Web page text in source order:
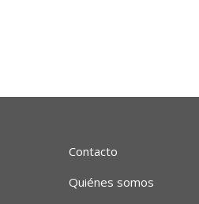
Contacto
Quiénes somos